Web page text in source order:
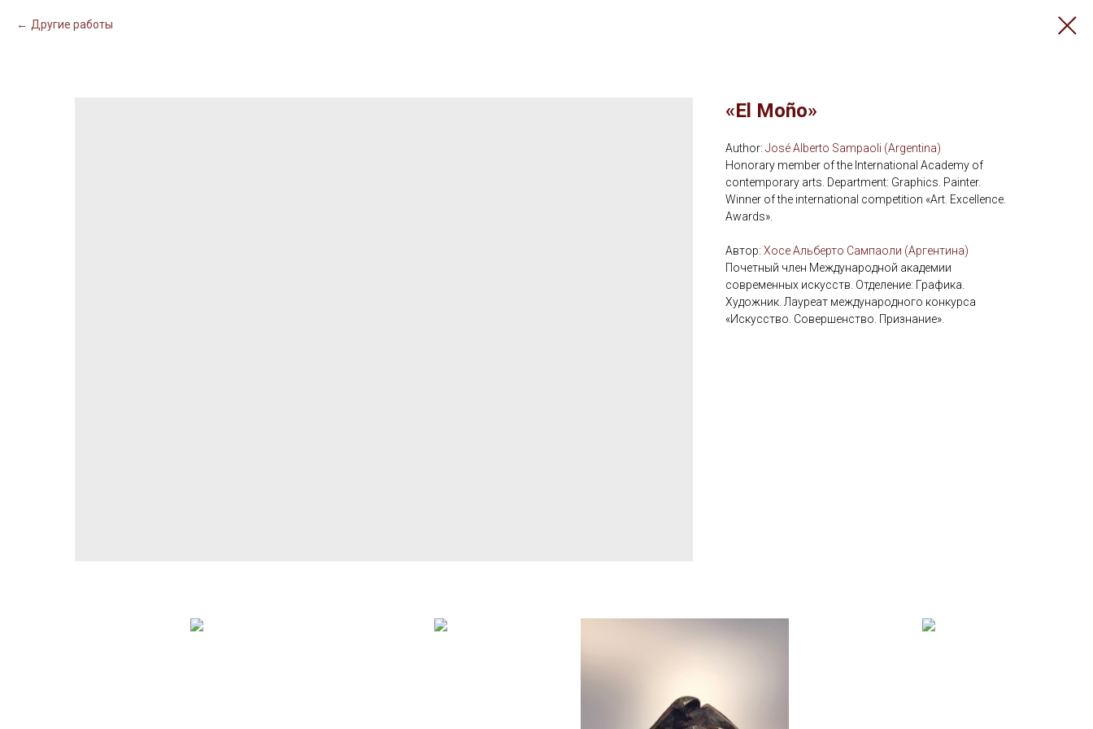
Другие работы
«El Moño»
Аuthor: José Alberto Sampaoli (Argentina)
Honorary member of the International Academy of
contemporary arts. Department: Graphics. Painter.
Winner of the international competition «Art. Excellence.
Awards».
Автор: Хосе Альберто Сампаоли (Аргентина)
Почетный член Международной академии
современных искусств. Отделение: Графика.
Художник. Лауреат международного конкурса
«Искусство. Совершенство. Признание».